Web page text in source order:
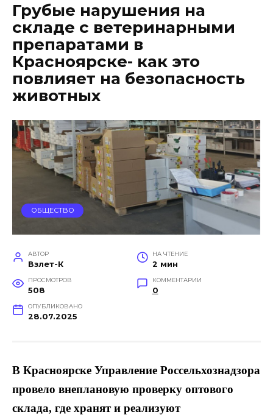
Грубые нарушения на
складе с ветеринарными
препаратами в
Красноярске- как это
повлияет на безопасность
животных
ОБЩЕСТВО
АВТОР
Взлет-К
НА ЧТЕНИЕ
2 мин
ПРОСМОТРОВ
508
КОММЕНТАРИИ
0
ОПУБЛИКОВАНО
28.07.2025
В Красноярске Управление Россельхознадзора
провело внеплановую проверку оптового
склада, где хранят и реализуют